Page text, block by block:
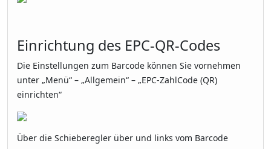
Einrichtung des EPC-QR-Codes
Die Einstellungen zum Barcode können Sie vornehmen
unter „Menü“ – „Allgemein“ – „EPC-ZahlCode (QR)
einrichten“
Über die Schieberegler über und links vom Barcode